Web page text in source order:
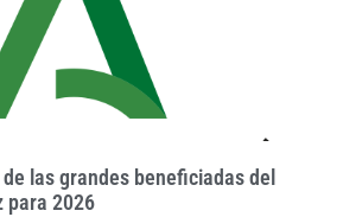
las grandes beneficiadas del
para 2026